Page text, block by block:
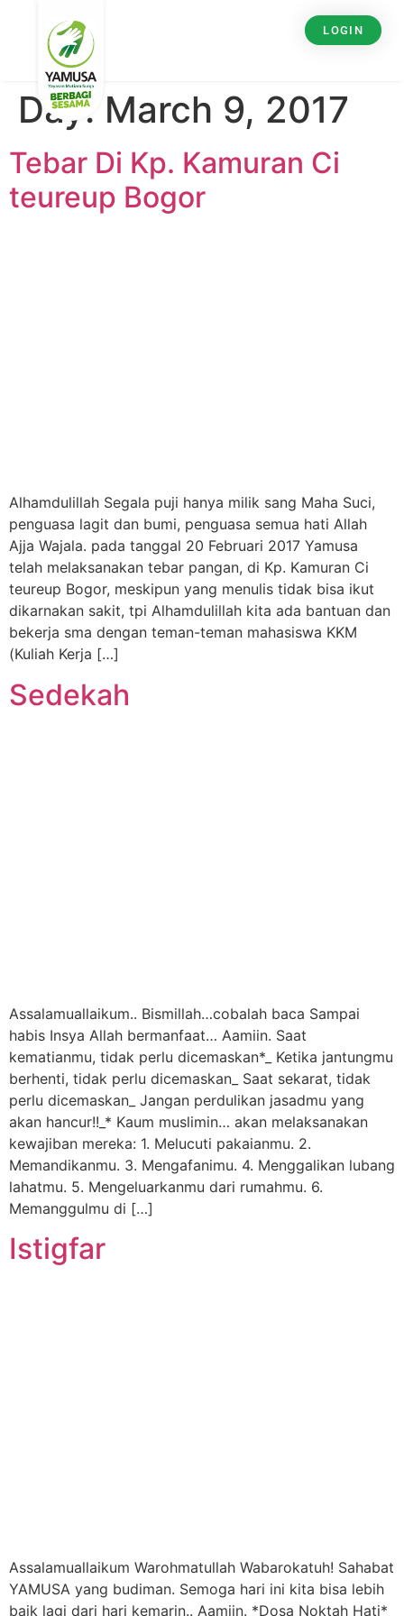
LOGIN
Day: March 9, 2017
Tebar Di Kp. Kamuran Ci
teureup Bogor
Alhamdulillah Segala puji hanya milik sang Maha Suci,
penguasa lagit dan bumi, penguasa semua hati Allah
Ajja Wajala. pada tanggal 20 Februari 2017 Yamusa
telah melaksanakan tebar pangan, di Kp. Kamuran Ci
teureup Bogor, meskipun yang menulis tidak bisa ikut
dikarnakan sakit, tpi Alhamdulillah kita ada bantuan dan
bekerja sma dengan teman-teman mahasiswa KKM
(Kuliah Kerja […]
Sedekah
Assalamuallaikum.. Bismillah…cobalah baca Sampai
habis Insya Allah bermanfaat… Aamiin. Saat
kematianmu, tidak perlu dicemaskan*_ Ketika jantungmu
berhenti, tidak perlu dicemaskan_ Saat sekarat, tidak
perlu dicemaskan_ Jangan perdulikan jasadmu yang
akan hancur!!_* Kaum muslimin… akan melaksanakan
kewajiban mereka: 1. Melucuti pakaianmu. 2.
Memandikanmu. 3. Mengafanimu. 4. Menggalikan lubang
lahatmu. 5. Mengeluarkanmu dari rumahmu. 6.
Memanggulmu di […]
Istigfar
Assalamuallaikum Warohmatullah Wabarokatuh! Sahabat
YAMUSA yang budiman. Semoga hari ini kita bisa lebih
baik lagi dari hari kemarin.. Aamiin. *Dosa Noktah Hati*